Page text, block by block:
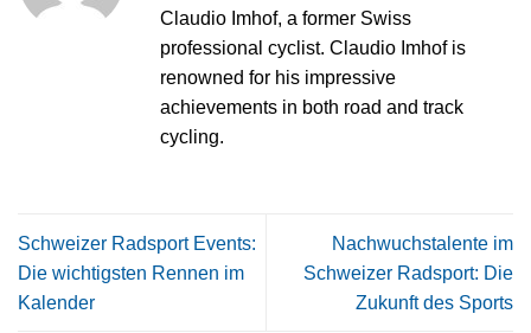
Claudio Imhof, a former Swiss
professional cyclist. Claudio Imhof is
renowned for his impressive
achievements in both road and track
cycling.
Schweizer Radsport Events:
Die wichtigsten Rennen im
Kalender
Nachwuchstalente im
Schweizer Radsport: Die
Zukunft des Sports